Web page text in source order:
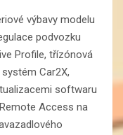
výbavy modelu
podvozku
Profile, třízónová
Car2X,
softwaru
Access na